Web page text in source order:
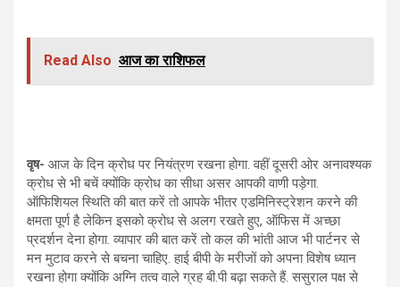
Read Also आज का राशिफल
वृष- आज के दिन क्रोध पर नियंत्रण रखना होगा. वहीं दूसरी ओर अनावश्यक
क्रोध से भी बचें क्योंकि क्रोध का सीधा असर आपकी वाणी पड़ेगा.
ऑफिशियल स्थिति की बात करें तो आपके भीतर एडमिनिस्ट्रेशन करने की
क्षमता पूर्ण है लेकिन इसको क्रोध से अलग रखते हुए, ऑफिस में अच्छा
प्रदर्शन देना होगा. व्यापार की बात करें तो कल की भांती आज भी पार्टनर से
मन मुटाव करने से बचना चाहिए. हाई बीपी के मरीजों को अपना विशेष ध्यान
रखना होगा क्योंकि अग्नि तत्व वाले ग्रह बी.पी बढ़ा सकते हैं. ससुराल पक्ष से